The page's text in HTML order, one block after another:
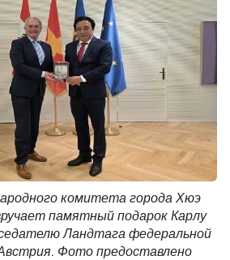
комитета города Хюэ
памятный подарок Карлу
Ландтага федеральной
Фото предоставлено